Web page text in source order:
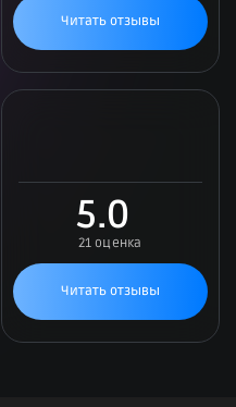
Читать отзывы
5.0
21 оценка
Читать отзывы